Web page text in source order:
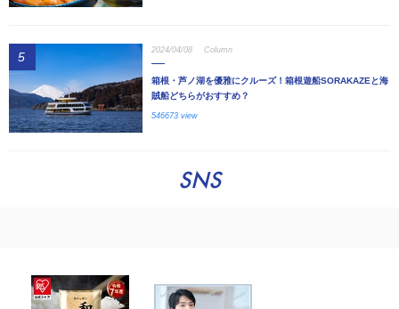
5 2024/04/08 Column
箱根・芦ノ湖を優雅にクルーズ！箱根遊船SORAKAZEと海
賊船どちらがおすすめ？
546673 view
SNS